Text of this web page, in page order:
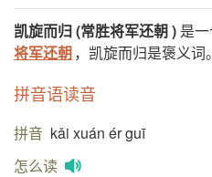
凯旋而归 (常胜将军还朝 ) 是
将军还朝，凯旋而归是褒义词
拼音语读音
拼音 kǎi xuán ér guī
怎么读